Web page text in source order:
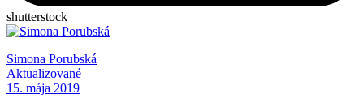
shutterstock
Simona Porubská
Aktualizované
15. mája 2019